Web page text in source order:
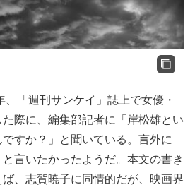
「週刊サンケイ」誌上で女優・
際に、編集部記者に「岸松雄とい
すか？」と聞いている。言外に
と言いたかったようだ。本文の書き
、志賀暁子に同情的だが、映画界